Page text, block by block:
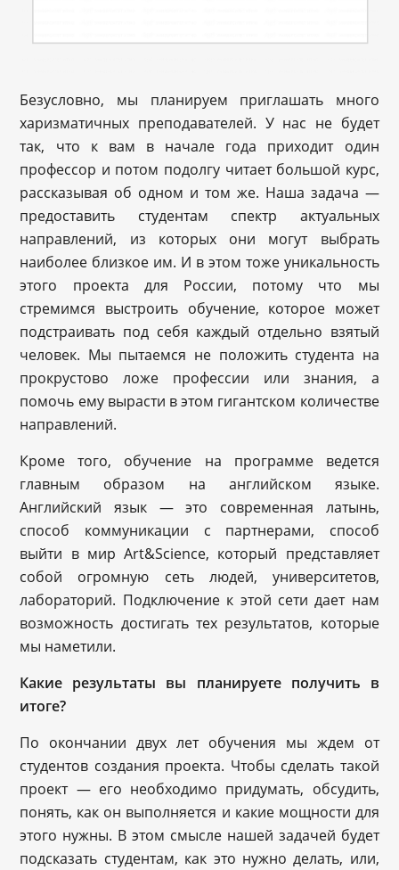
Безусловно, мы планируем приглашать много
харизматичных преподавателей. У нас не будет
так, что к вам в начале года приходит один
профессор и потом подолгу читает большой курс,
рассказывая об одном и том же. Наша задача —
предоставить студентам спектр актуальных
направлений, из которых они могут выбрать
наиболее близкое им. И в этом тоже уникальность
этого проекта для России, потому что мы
стремимся выстроить обучение, которое может
подстраивать под себя каждый отдельно взятый
человек. Мы пытаемся не положить студента на
прокрустово ложе профессии или знания, а
помочь ему вырасти в этом гигантском количестве
направлений.
Кроме того, обучение на программе ведется
главным образом на английском языке.
Английский язык — это современная латынь,
способ коммуникации с партнерами, способ
выйти в мир Art&Science, который представляет
собой огромную сеть людей, университетов,
лабораторий. Подключение к этой сети дает нам
возможность достигать тех результатов, которые
мы наметили.
Какие результаты вы планируете получить в
итоге?
По окончании двух лет обучения мы ждем от
студентов создания проекта. Чтобы сделать такой
проект — его необходимо придумать, обсудить,
понять, как он выполняется и какие мощности для
этого нужны. В этом смысле нашей задачей будет
подсказать студентам, как это нужно делать, или,